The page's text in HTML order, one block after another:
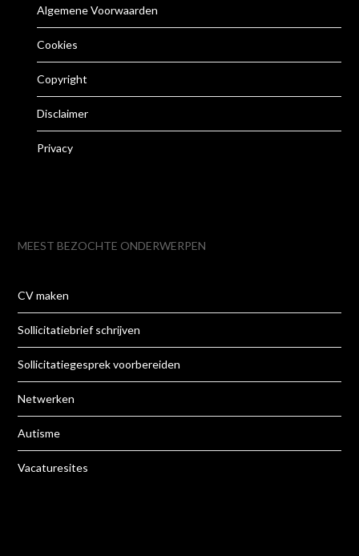
Algemene Voorwaarden
Cookies
Copyright
Disclaimer
Privacy
MEEST BEZOCHTE ONDERWERPEN
CV maken
Sollicitatiebrief schrijven
Sollicitatiegesprek voorbereiden
Netwerken
Autisme
Vacaturesites